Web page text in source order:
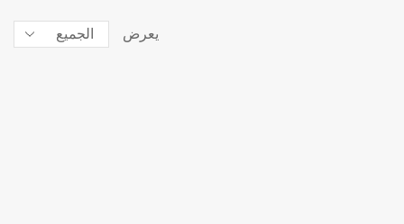
يعرض
المنتجات
في